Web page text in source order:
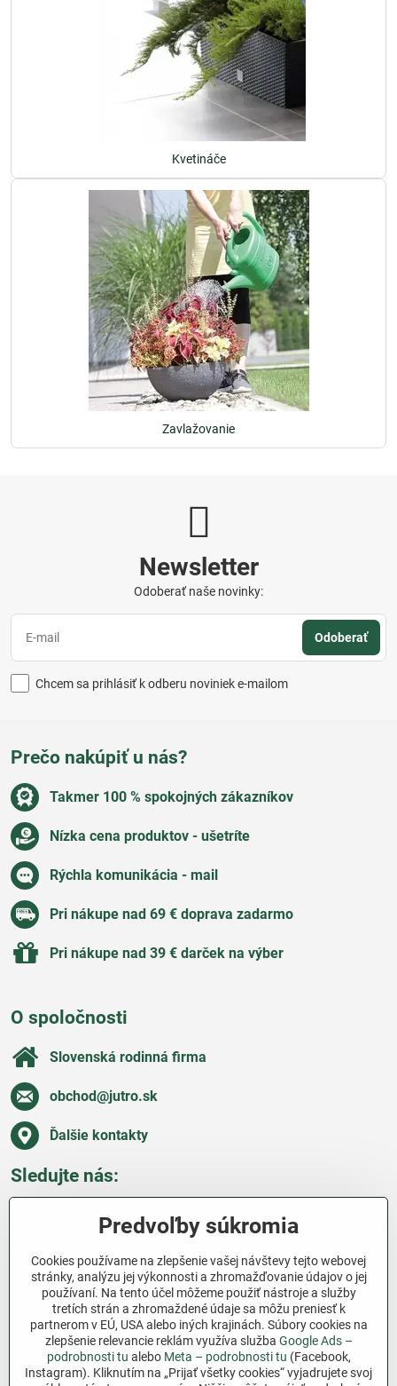
Kvetináče
Zavlažovanie
Newsletter
Odoberať naše novinky:
Odoberať
Chcem sa prihlásiť k odberu noviniek e-mailom
Prečo nakúpiť u nás?
Takmer 100 % spokojných zákazníkov
Nízka cena produktov - ušetríte
Rýchla komunikácia - mail
Pri nákupe nad 69 € doprava zadarmo
Pri nákupe nad 39 € darček na výber
O spoločnosti
Slovenská rodinná firma
obchod​@jutro​.sk
Ďalšie kontakty
Sledujte nás:
Všetko o nákupe
Ďakujeme za podporu
Sme slovenský e-shop bez dotácií​. Fungujeme len
vďaka vám – ľuďom, ktorí veria v poctivú prácu a
lásku k pôde​. Každý nákup na Jutro​.sk nám pomáha
Predvoľby súkromia
Cookies používame na zlepšenie vašej návštevy tejto webovej
stránky, analýzu jej výkonnosti a zhromažďovanie údajov o jej
používaní. Na tento účel môžeme použiť nástroje a služby
tretích strán a zhromaždené údaje sa môžu preniesť k
partnerom v EÚ, USA alebo iných krajinách. Súbory cookies na
zlepšenie relevancie reklám využíva služba Google Ads –
podrobnosti tu alebo Meta – podrobnosti tu (Facebook,
Instagram). Kliknutím na „Prijať všetky cookies“ vyjadrujete svoj